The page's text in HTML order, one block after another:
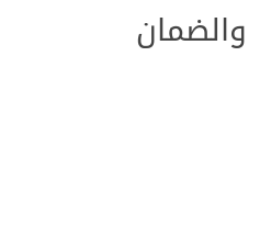
والضمان